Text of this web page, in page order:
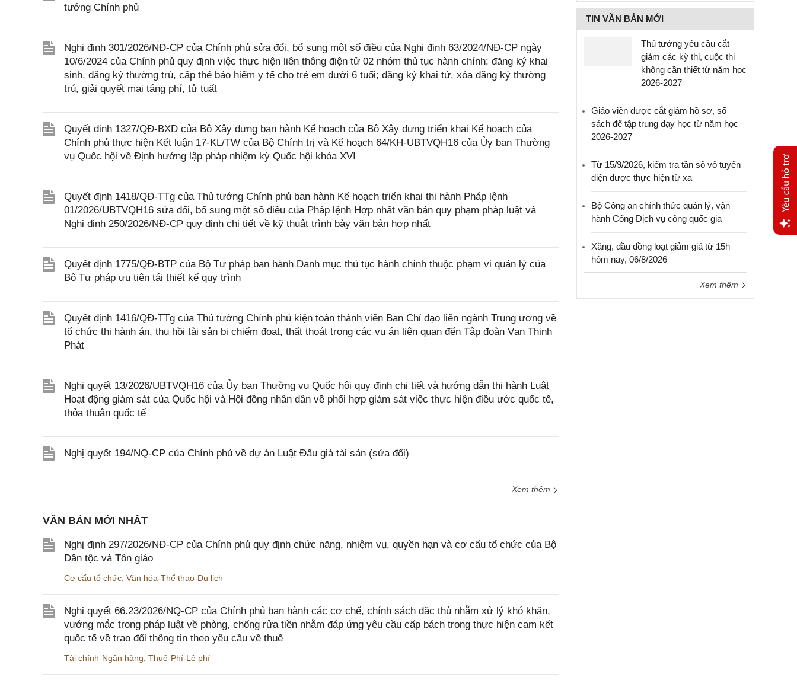
tướng Chính phủ
Nghị định 301/2026/NĐ-CP của Chính phủ sửa đổi, bổ sung một số điều của Nghị định 63/2024/NĐ-CP ngày
10/6/2024 của Chính phủ quy định việc thực hiện liên thông điện tử 02 nhóm thủ tục hành chính: đăng ký khai
sinh, đăng ký thường trú, cấp thẻ bảo hiểm y tế cho trẻ em dưới 6 tuổi; đăng ký khai tử, xóa đăng ký thường
trú, giải quyết mai táng phí, tử tuất
Quyết định 1327/QĐ-BXD của Bộ Xây dựng ban hành Kế hoạch của Bộ Xây dựng triển khai Kế hoạch của
Chính phủ thực hiện Kết luận 17-KL/TW của Bộ Chính trị và Kế hoạch 64/KH-UBTVQH16 của Ủy ban Thường
vụ Quốc hội về Định hướng lập pháp nhiệm kỳ Quốc hội khóa XVI
Quyết định 1418/QĐ-TTg của Thủ tướng Chính phủ ban hành Kế hoạch triển khai thi hành Pháp lệnh
01/2026/UBTVQH16 sửa đổi, bổ sung một số điều của Pháp lệnh Hợp nhất văn bản quy phạm pháp luật và
Nghị định 250/2026/NĐ-CP quy định chi tiết về kỹ thuật trình bày văn bản hợp nhất
Quyết định 1775/QĐ-BTP của Bộ Tư pháp ban hành Danh mục thủ tục hành chính thuộc phạm vi quản lý của
Bộ Tư pháp ưu tiên tái thiết kế quy trình
Quyết định 1416/QĐ-TTg của Thủ tướng Chính phủ kiện toàn thành viên Ban Chỉ đạo liên ngành Trung ương về
tổ chức thi hành án, thu hồi tài sản bị chiếm đoạt, thất thoát trong các vụ án liên quan đến Tập đoàn Vạn Thịnh
Phát
Nghị quyết 13/2026/UBTVQH16 của Ủy ban Thường vụ Quốc hội quy định chi tiết và hướng dẫn thi hành Luật
Hoạt động giám sát của Quốc hội và Hội đồng nhân dân về phối hợp giám sát việc thực hiện điều ước quốc tế,
thỏa thuận quốc tế
Nghị quyết 194/NQ-CP của Chính phủ về dự án Luật Đấu giá tài sản (sửa đổi)
Xem thêm
VĂN BẢN MỚI NHẤT
Nghị định 297/2026/NĐ-CP của Chính phủ quy định chức năng, nhiệm vụ, quyền hạn và cơ cấu tổ chức của Bộ
Dân tộc và Tôn giáo
Cơ cấu tổ chức, Văn hóa-Thể thao-Du lịch
Nghị quyết 66.23/2026/NQ-CP của Chính phủ ban hành các cơ chế, chính sách đặc thù nhằm xử lý khó khăn,
vướng mắc trong pháp luật về phòng, chống rửa tiền nhằm đáp ứng yêu cầu cấp bách trong thực hiện cam kết
quốc tế về trao đổi thông tin theo yêu cầu về thuế
Tài chính-Ngân hàng, Thuế-Phí-Lệ phí
TIN VĂN BẢN MỚI
Thủ tướng yêu cầu cắt
giảm các kỳ thi, cuộc thi
không cần thiết từ năm học
2026-2027
Giáo viên được cắt giảm hồ sơ, sổ
sách để tập trung dạy học từ năm học
2026-2027
Từ 15/9/2026, kiểm tra tần số vô tuyến
điện được thực hiện từ xa
Bộ Công an chính thức quản lý, vận
hành Cổng Dịch vụ công quốc gia
Xăng, dầu đồng loạt giảm giá từ 15h
hôm nay, 06/8/2026
Xem thêm